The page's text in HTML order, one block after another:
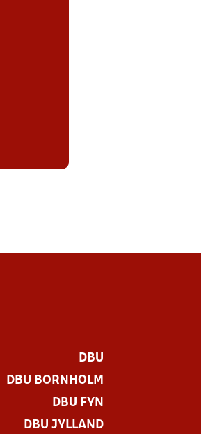
DBU
DBU BORNHOLM
DBU FYN
DBU JYLLAND